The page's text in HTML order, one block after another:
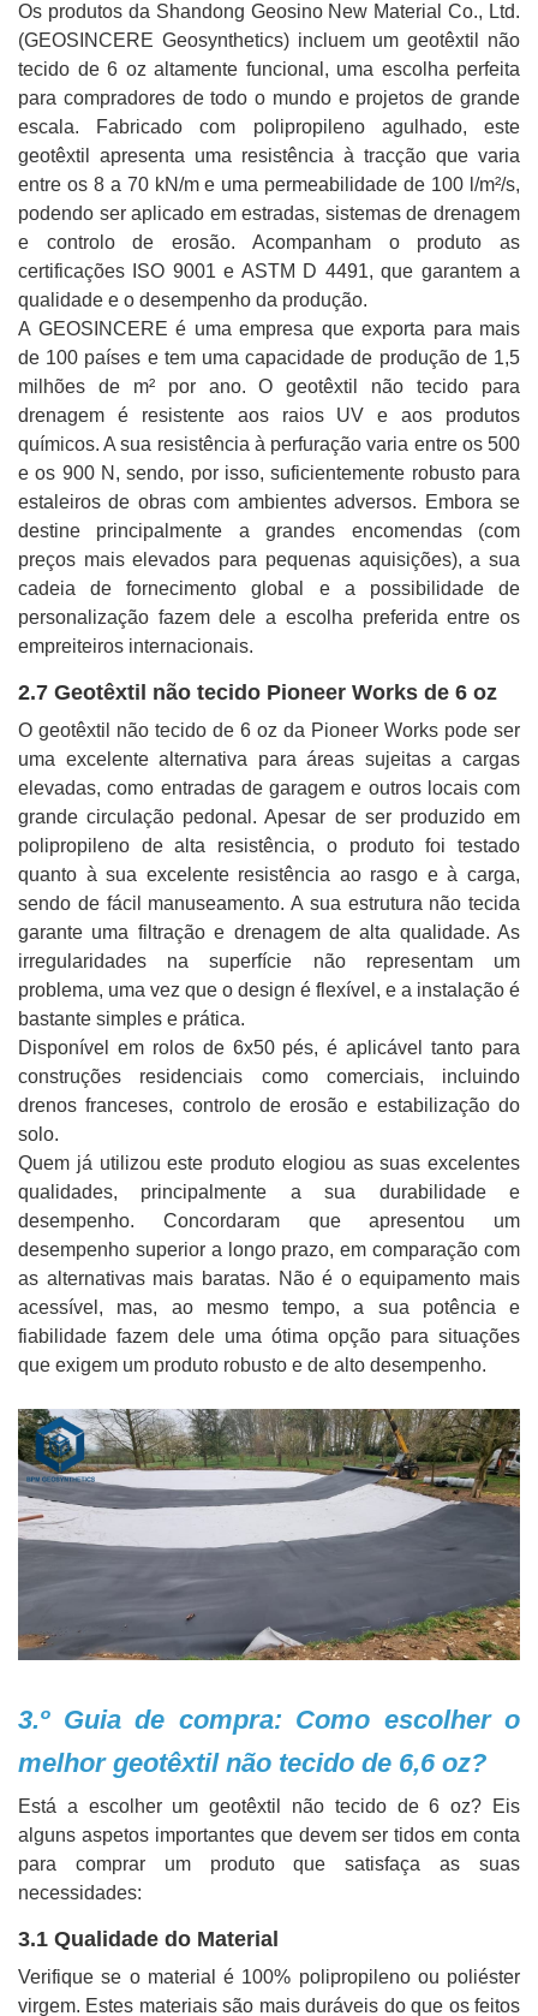
Os produtos da Shandong Geosino New Material Co., Ltd.
(GEOSINCERE Geosynthetics) incluem um geotêxtil não
tecido de 6 oz altamente funcional, uma escolha perfeita
para compradores de todo o mundo e projetos de grande
escala. Fabricado com polipropileno agulhado, este
geotêxtil apresenta uma resistência à tracção que varia
entre os 8 a 70 kN/m e uma permeabilidade de 100 l/m²/s,
podendo ser aplicado em estradas, sistemas de drenagem
e controlo de erosão. Acompanham o produto as
certificações ISO 9001 e ASTM D 4491, que garantem a
qualidade e o desempenho da produção.
A GEOSINCERE é uma empresa que exporta para mais
de 100 países e tem uma capacidade de produção de 1,5
milhões de m² por ano. O geotêxtil não tecido para
drenagem é resistente aos raios UV e aos produtos
químicos. A sua resistência à perfuração varia entre os 500
e os 900 N, sendo, por isso, suficientemente robusto para
estaleiros de obras com ambientes adversos. Embora se
destine principalmente a grandes encomendas (com
preços mais elevados para pequenas aquisições), a sua
cadeia de fornecimento global e a possibilidade de
personalização fazem dele a escolha preferida entre os
empreiteiros internacionais.
2.7 Geotêxtil não tecido Pioneer Works de 6 oz
O geotêxtil não tecido de 6 oz da Pioneer Works pode ser
uma excelente alternativa para áreas sujeitas a cargas
elevadas, como entradas de garagem e outros locais com
grande circulação pedonal. Apesar de ser produzido em
polipropileno de alta resistência, o produto foi testado
quanto à sua excelente resistência ao rasgo e à carga,
sendo de fácil manuseamento. A sua estrutura não tecida
garante uma filtração e drenagem de alta qualidade. As
irregularidades na superfície não representam um
problema, uma vez que o design é flexível, e a instalação é
bastante simples e prática.
Disponível em rolos de 6x50 pés, é aplicável tanto para
construções residenciais como comerciais, incluindo
drenos franceses, controlo de erosão e estabilização do
solo.
Quem já utilizou este produto elogiou as suas excelentes
qualidades, principalmente a sua durabilidade e
desempenho. Concordaram que apresentou um
desempenho superior a longo prazo, em comparação com
as alternativas mais baratas. Não é o equipamento mais
acessível, mas, ao mesmo tempo, a sua potência e
fiabilidade fazem dele uma ótima opção para situações
que exigem um produto robusto e de alto desempenho.
3.º Guia de compra: Como escolher o
melhor geotêxtil não tecido de 6,6 oz?
Está a escolher um geotêxtil não tecido de 6 oz? Eis
alguns aspetos importantes que devem ser tidos em conta
para comprar um produto que satisfaça as suas
necessidades:
3.1 Qualidade do Material
Verifique se o material é 100% polipropileno ou poliéster
virgem. Estes materiais são mais duráveis ​​do que os feitos